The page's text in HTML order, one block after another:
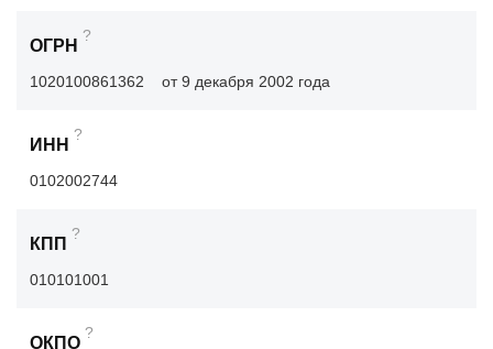
ОГРН
?
1020100861362 от 9 декабря 2002 года
ИНН
?
0102002744
КПП
?
010101001
ОКПО
?